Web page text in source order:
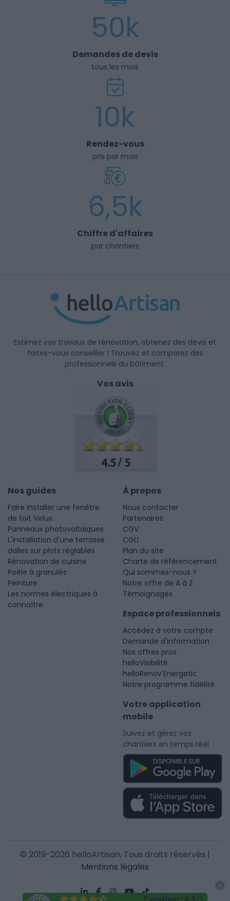
50k
Demandes de devis
tous les mois
10k
Rendez-vous
pris par mois
6,5k
Chiffre d'affaires
par chantiers
Estimez vos travaux de rénovation, obtenez des devis et
faites-vous conseiller ! Trouvez et comparez des
professionnels du bâtiment.
Vos avis
4.5 /5
Nos guides
Faire installer une fenêtre
de toit Velux
Panneaux photovoltaïques
L'installation d'une terrasse
dalles sur plots réglables
Rénovation de cuisine
Poêle à granulés
Peinture
Les normes électriques à
connaître
À propos
Nous contacter
Partenaires
CGV
CGU
Plan du site
Charte de référencement
Qui sommes-nous ?
Notre offre de A à Z
Témoignages
Espace professionnels
Accédez à votre compte
Demande d'information
Nos offres pros
helloVisibilité
helloRenov'Energetic
Notre programme fidélité
Votre application
mobile
Suivez et gérez vos
chantiers en temps réel
© 2019-2026 helloArtisan, Tous droits réservés |
Mentions légales
Excellent: 4.5/5